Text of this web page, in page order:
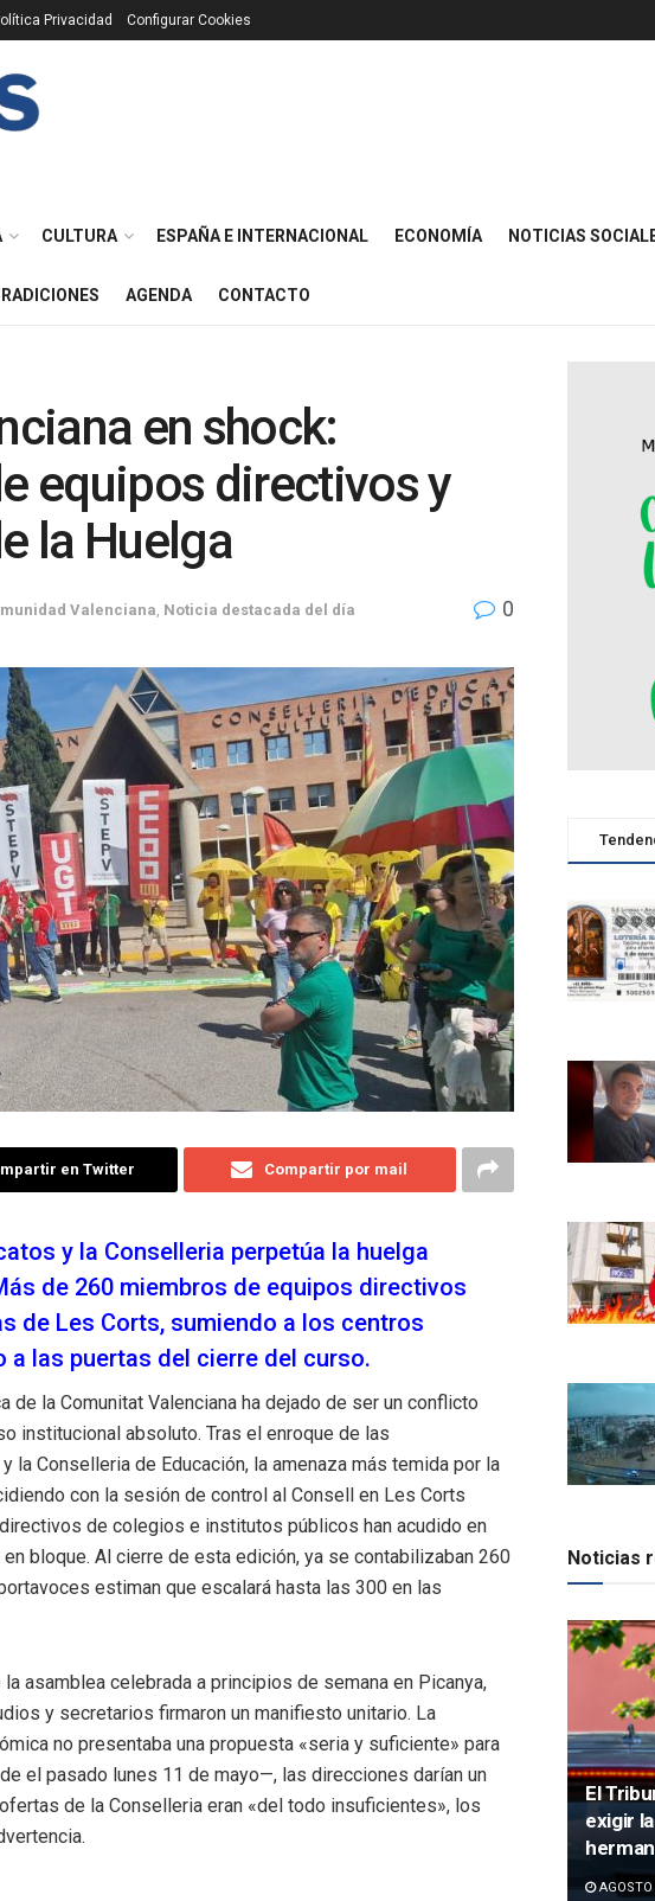
Privacidad Configurar Cookies
CULTURA ESPAÑA E INTERNACIONAL ECONOMÍA NOTICIAS
AGENDA CONTACTO
en shock:
equipos directivos y
la Huelga
Valenciana Noticia destacada del día 0
en Twitter Compartir por mail
y la Conselleria perpetúa la huelga
de 260 miembros de equipos directivos
de Les Corts, sumiendo a los centros
las puertas del cierre del curso.
de la Comunitat Valenciana ha dejado de ser un conflicto
institucional absoluto. Tras el enroque de las
Conselleria de Educación, la amenaza más temida por la
con la sesión de control al Consell en Les Corts
de colegios e institutos públicos han acudido en
bloque. Al cierre de esta edición, ya se contabilizaban 260
estiman que escalará hasta las 300 en las
asamblea celebrada a principios de semana en Picanya,
y secretarios firmaron un manifiesto unitario. La
no presentaba una propuesta «seria y suficiente» para
el pasado lunes 11 de mayo—, las direcciones darían un
de la Conselleria eran «del todo insuficientes», los
Noticias
El
exigir
AGOSTO